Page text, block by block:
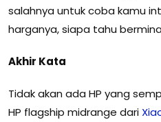
salahnya untuk coba kamu
harganya, siapa tahu
Akhir Kata
Tidak akan ada HP yang
HP flagship midrange dari